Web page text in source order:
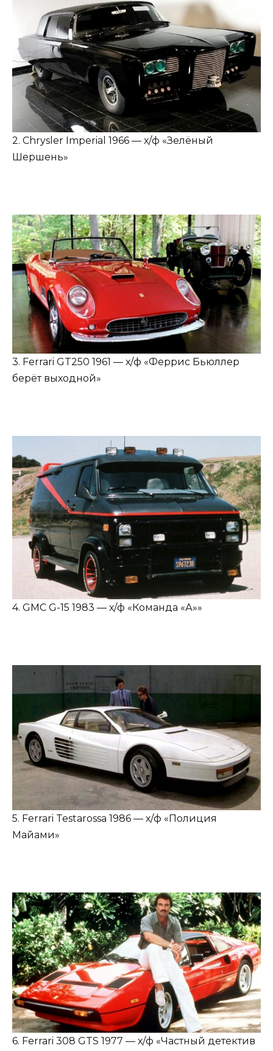
2. Chrysler Imperial 1966 — х/ф «Зелёный
Шершень»
3. Ferrari GT250 1961 — х/ф «Феррис Бьюллер
берёт выходной»
4. GMC G-15 1983 — х/ф «Команда «А»»
5. Ferrari Testarossa 1986 — х/ф «Полиция
Майами»
6. Ferrari 308 GTS 1977 — х/ф «Частный детектив